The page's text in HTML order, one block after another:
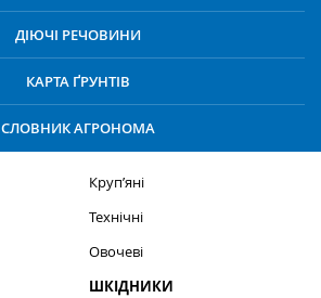
ДІЮЧІ РЕЧОВИНИ
КАРТА ҐРУНТІВ
СЛОВНИК АГРОНОМА
Круп’яні
Технічні
Овочеві
ШКІДНИКИ